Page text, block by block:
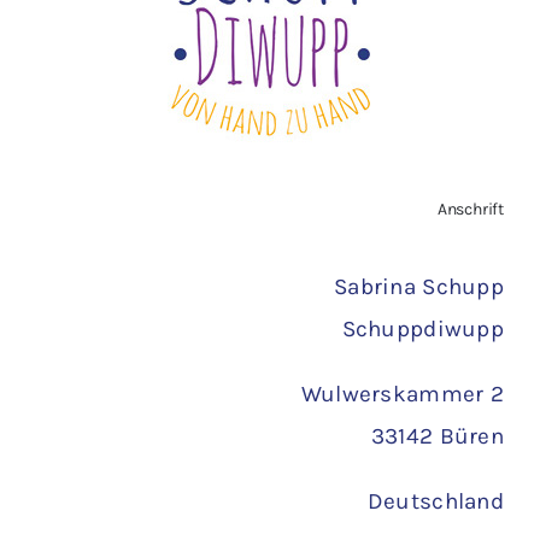
Anschrift
Sabrina Schupp
Schuppdiwupp
Wulwerskammer 2
33142 Büren
Deutschland